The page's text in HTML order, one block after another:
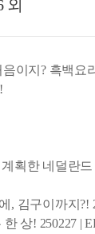
외
이지? 흑백요
획한 네덜란
, 김구이까지?!
상! 250227 |